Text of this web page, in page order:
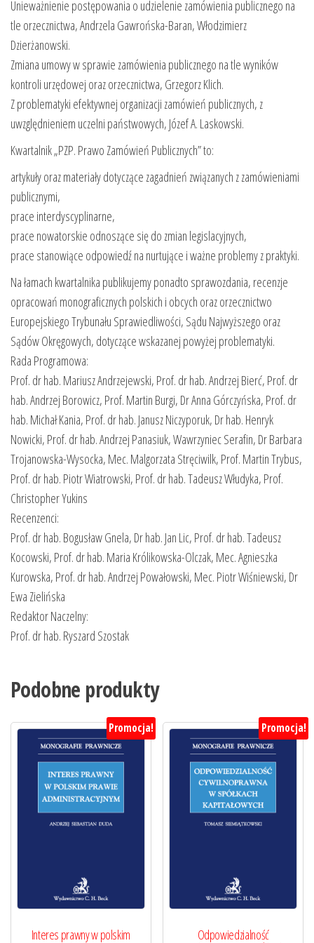
Unieważnienie postępowania o udzielenie zamówienia publicznego na
tle orzecznictwa, Andrzela Gawrońska-Baran, Włodzimierz
Dzierżanowski.
Zmiana umowy w sprawie zamówienia publicznego na tle wyników
kontroli urzędowej oraz orzecznictwa, Grzegorz Klich.
Z problematyki efektywnej organizacji zamówień publicznych, z
uwzględnieniem uczelni państwowych, Józef A. Laskowski.
Kwartalnik „PZP. Prawo Zamówień Publicznych” to:
artykuły oraz materiały dotyczące zagadnień związanych z zamówieniami
publicznymi,
prace interdyscyplinarne,
prace nowatorskie odnoszące się do zmian legislacyjnych,
prace stanowiące odpowiedź na nurtujące i ważne problemy z praktyki.
Na łamach kwartalnika publikujemy ponadto sprawozdania, recenzje
opracowań monograficznych polskich i obcych oraz orzecznictwo
Europejskiego Trybunału Sprawiedliwości, Sądu Najwyższego oraz
Sądów Okręgowych, dotyczące wskazanej powyżej problematyki.
Rada Programowa:
Prof. dr hab. Mariusz Andrzejewski, Prof. dr hab. Andrzej Bierć, Prof. dr
hab. Andrzej Borowicz, Prof. Martin Burgi, Dr Anna Górczyńska, Prof. dr
hab. Michał Kania, Prof. dr hab. Janusz Niczyporuk, Dr hab. Henryk
Nowicki, Prof. dr hab. Andrzej Panasiuk, Wawrzyniec Serafin, Dr Barbara
Trojanowska-Wysocka, Mec. Malgorzata Stręciwilk, Prof. Martin Trybus,
Prof. dr hab. Piotr Wiatrowski, Prof. dr hab. Tadeusz Włudyka, Prof.
Christopher Yukins
Recenzenci:
Prof. dr hab. Bogusław Gnela, Dr hab. Jan Lic, Prof. dr hab. Tadeusz
Kocowski, Prof. dr hab. Maria Królikowska-Olczak, Mec. Agnieszka
Kurowska, Prof. dr hab. Andrzej Powałowski, Mec. Piotr Wiśniewski, Dr
Ewa Zielińska
Redaktor Naczelny:
Prof. dr hab. Ryszard Szostak
Podobne produkty
Promocja!
Interes prawny w polskim
Promocja!
Odpowiedzialność